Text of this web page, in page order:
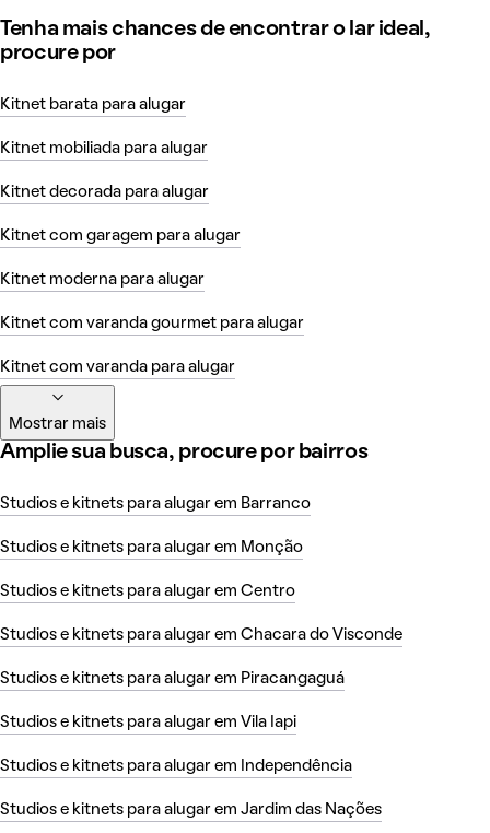
Tenha mais chances de encontrar o lar ideal,
procure por
Kitnet barata para alugar
Kitnet mobiliada para alugar
Kitnet decorada para alugar
Kitnet com garagem para alugar
Kitnet moderna para alugar
Kitnet com varanda gourmet para alugar
Kitnet com varanda para alugar
Mostrar mais
Amplie sua busca, procure por bairros
Studios e kitnets para alugar em Barranco
Studios e kitnets para alugar em Monção
Studios e kitnets para alugar em Centro
Studios e kitnets para alugar em Chacara do Visconde
Studios e kitnets para alugar em Piracangaguá
Studios e kitnets para alugar em Vila Iapi
Studios e kitnets para alugar em Independência
Studios e kitnets para alugar em Jardim das Nações